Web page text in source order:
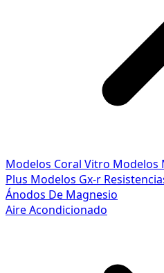
Modelos Coral Vitro Modelos
Plus Modelos Gx-r
Ánodos De Magnesio
Aire Acondicionado